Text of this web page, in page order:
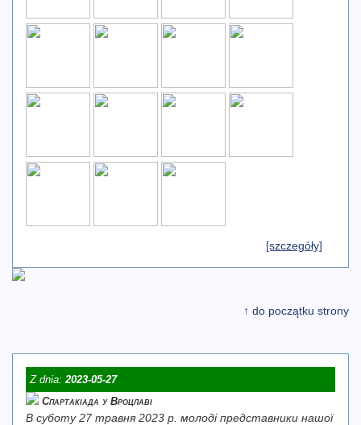
[szczegóły]
↑ do początku strony
Z dnia:2023-05-27
Спартакіада у Вроцлаві
В суботу 27 травня 2023 р. молоді представники нашої